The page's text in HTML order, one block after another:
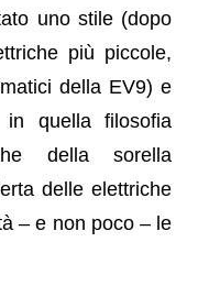
uno stile (dopo
più piccole,
della EV9) e
in quella filosofia
della sorella
delle elettriche
– e non poco – le